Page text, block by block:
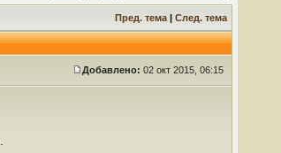
Пред. тема | След. тема
Добавлено: 02 окт 2015, 06:15